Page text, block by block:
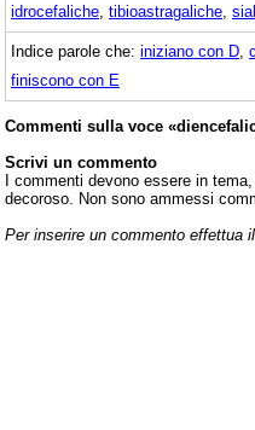
idrocefaliche tibioastragaliche
Indice parole che: iniziano con D
finiscono con E
Commenti sulla voce
Scrivi un commento
I commenti devono essere in
decoroso. Non sono ammessi
Per inserire un commento effettua il